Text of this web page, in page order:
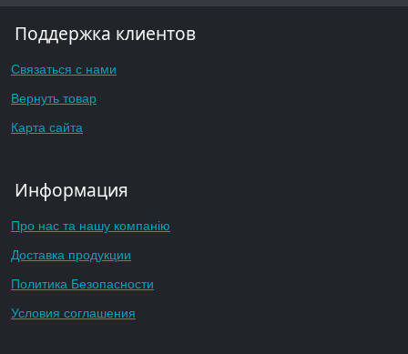
Поддержка клиентов
Связаться с нами
Вернуть товар
Карта сайта
Информация
Про нас та нашу компанію
Доставка продукции
Политика Безопасности
Условия соглашения